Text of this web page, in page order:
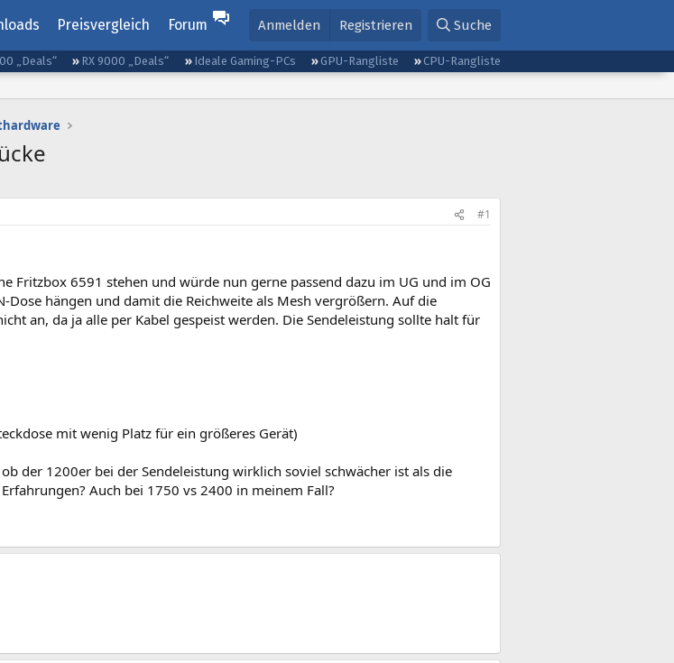
Preisvergleich Forum Anmelden Registrieren Suche
„Deals“ RX 9000 „Deals“ Ideale Gaming-PCs GPU-Rangliste
CPU-Rangliste
#1
Fritzbox 6591 stehen und würde nun gerne passend dazu im UG und im OG
Dose hängen und damit die Reichweite als Mesh vergrößern. Auf die
an, da ja alle per Kabel gespeist werden. Die Sendeleistung sollte halt für
mit wenig Platz für ein größeres Gerät)
der 1200er bei der Sendeleistung wirklich soviel schwächer ist als die
Auch bei 1750 vs 2400 in meinem Fall?